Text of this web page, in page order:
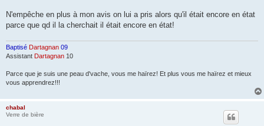
e
N'empêche en plus à mon avis on lui a pris alors qu'il était encore en état
parce que qd il la cherchait il était encore en état!
Baptisé Dartagnan 09
Assistant Dartagnan 10
Parce que je suis une peau d'vache, vous me haïrez! Et plus vous me haïrez et mieux
vous apprendrez!!!
chabal
Verre de bière